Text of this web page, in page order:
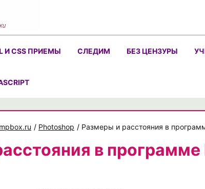
И CSS ПРИЕМЫ СЛЕДИМ БЕЗ ЦЕНЗУРЫ
/ Photoshop / Размеры и расстояния в
в